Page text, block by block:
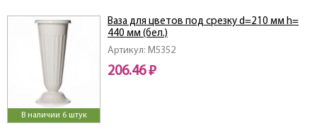
В наличии 6 штук
Артикул: M5352
Ваза для цветов под срезку d=210 мм h=
440 мм (бел.)
206.46 ₽